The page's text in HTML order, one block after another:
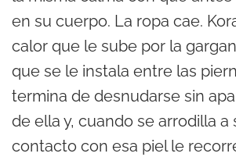
en su cuerpo. La ropa cae.
calor que le sube por la
que se le instala entre las
termina de desnudarse sin
de ella y, cuando se arrodilla a
contacto con esa piel le